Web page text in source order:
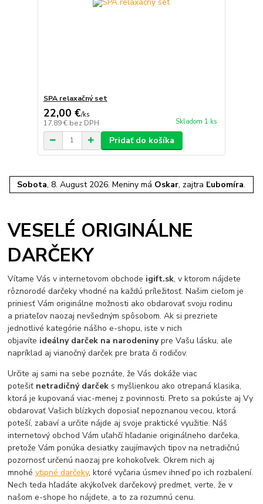
SPA relaxačný set
22,00 €/ks
17,89 € bez DPH Skladom 1 ks
Pridať do košíka
Sobota, 8. August 2026.Meniny má Oskar, zajtra Ľubomíra.
VESELÉ ORIGINÁLNE
DARČEKY
Vítame Vás v internetovom obchode igift.sk, v ktorom nájdete
rôznorodé darčeky vhodné na každú príležitosť. Našim cieľom je
priniesť Vám originálne možnosti ako obdarovať svoju rodinu
a priateľov naozaj nevšedným spôsobom. Ak si prezriete
jednotlivé kategórie nášho e-shopu, iste v nich
objavíte ideálny darček na narodeninypre Vašu lásku, ale
napríklad aj vianočný darček pre brata či rodičov.
Určite aj sami na sebe poznáte, že Vás dokáže viac
potešiť netradičný darček s myšlienkou ako otrepaná klasika,
ktorá je kupovaná viac-menej z povinnosti. Preto sa pokúste aj Vy
obdarovať Vašich blízkych doposiaľ nepoznanou vecou, ktorá
poteší, zabaví a určite nájde aj svoje praktické využitie. Náš
internetový obchod Vám uľahčí hľadanie originálneho darčeka,
pretože Vám ponúka desiatky zaujímavých tipov na netradičnú
pozornosť určenú naozaj pre kohokoľvek. Okrem nich aj
mnohévtipné darčeky, ktoré vyčaria úsmev ihneď po ich rozbalení.
Nech teda hľadáte akýkoľvek darčekový predmet, verte, že v
našom e-shope ho nájdete, a to za rozumnú cenu.